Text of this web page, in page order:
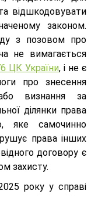
відшкодовувати
законом.
з позовом про
не вимагається
ЦК України, і не є
про знесення
визнання за
ділянки права
яке самочинно
права інших
договору є
захисту.
року у справі